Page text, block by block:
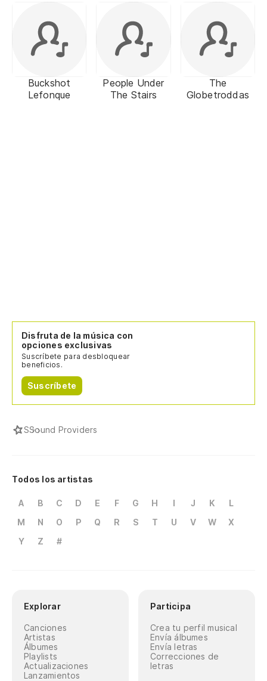
Buckshot
Lefonque
People Under
The Stairs
The
Globetroddas
Disfruta de la música con
opciones exclusivas
Suscríbete para desbloquear
beneficios.
Suscríbete
SSound Providers
Todos los artistas
A B C D E F G H I J K
L
M
N O P Q R S T U V W
X
Y
Z #
Explorar
Canciones
Artistas
Álbumes
Playlists
Actualizaciones
Lanzamientos
Participa
Crea tu perfil musical
Envía álbumes
Envía letras
Correcciones de
letras